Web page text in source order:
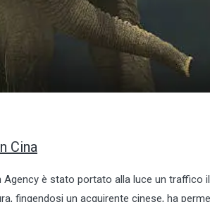
Cina
Agency è stato portato alla luce un traffico
fingendosi un acquirente cinese, ha